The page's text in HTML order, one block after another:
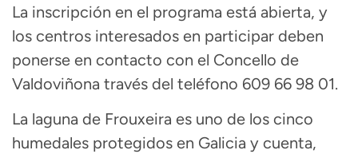
La inscripción en el programa está abierta, y
los centros interesados en participar deben
ponerse en contacto con el Concello de
Valdoviñona través del teléfono 609 66 98 01.
La laguna de Frouxeira es uno de los cinco
humedales protegidos en Galicia y cuenta,